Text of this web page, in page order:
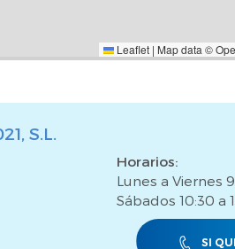
Leaflet | Map data ©
S.L.
Horarios:
Lunes a Viernes
Sábados 10:30 a
SI